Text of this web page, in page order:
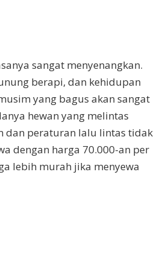
sangat menyenangkan.
berapi, dan kehidupan
yang bagus akan sangat
hewan yang melintas
dan peraturan lalu lintas tidak
dengan harga 70.000-an per
lebih murah jika menyewa